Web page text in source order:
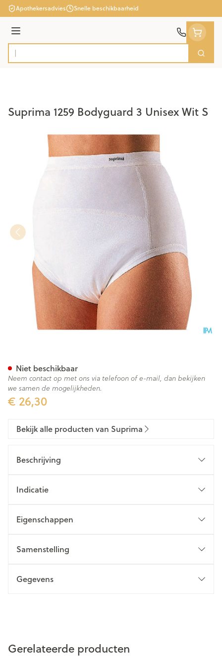
Ga naar de inhoud
Apothekersadvies Snelle beschikbaarheid
Menu
Product, merk, categorie...
Zoek
Suprima 1259 Bodyguard 3 Unisex Wit S
€ 26,30
Niet beschikbaar
Neem contact op met ons via telefoon of e-mail, dan bekijken
we samen de mogelijkheden.
Bekijk alle producten van Suprima
Beschrijving
Indicatie
Eigenschappen
Samenstelling
Gegevens
Gerelateerde producten